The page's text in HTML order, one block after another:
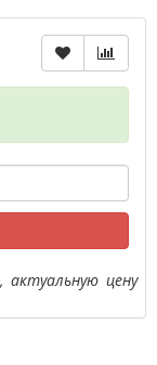
актуальную цену